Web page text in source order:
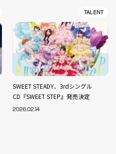
TALENT
SWEET STEADY、3rdシングル
CD『SWEET STEP』発売決定
2026.02.14